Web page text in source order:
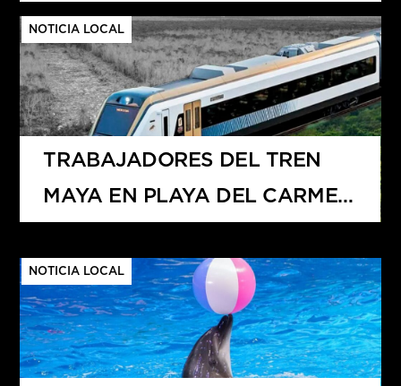
NOTICIA LOCAL
TRABAJADORES DEL TREN
MAYA EN PLAYA DEL CARMEN
PAGO DE BONO PROMETIDO
NOTICIA LOCAL